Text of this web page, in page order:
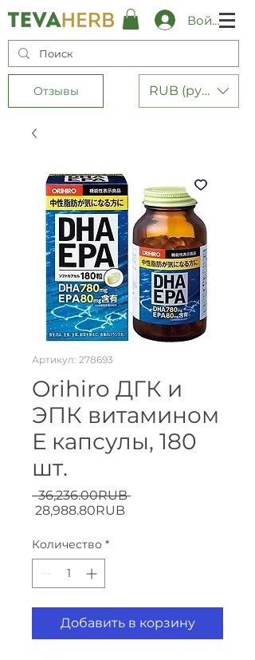
Войти
Отзывы RUB (руб.)
Артикул: 278693
Orihiro ДГК и
ЭПК витамином
Е капсулы, 180
шт.
‏36,236.00 ‏RUB Обычная
‏28,988.80 ‏RUBСпеццена
Количество *
Добавить в корзину